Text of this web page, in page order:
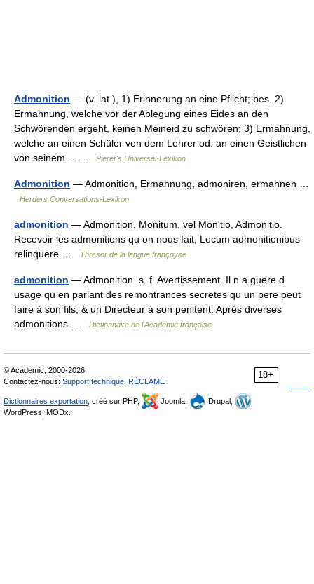
Admonition — (v. lat.), 1) Erinnerung an eine Pflicht; bes. 2)
Ermahnung, welche vor der Ablegung eines Eides an den
Schwörenden ergeht, keinen Meineid zu schwören; 3) Ermahnung,
welche an einen Schüler von dem Lehrer od. an einen Geistlichen
von seinem… …
Pierer's Universal-Lexikon
Admonition — Admonition, Ermahnung, admoniren, ermahnen …
Herders Conversations-Lexikon
admonition — Admonition, Monitum, vel Monitio, Admonitio.
Recevoir les admonitions qu on nous fait, Locum admonitionibus
relinquere …
Thresor de la langue françoyse
admonition — Admonition. s. f. Avertissement. Il n a guere d
usage qu en parlant des remontrances secretes qu un pere peut
faire à son fils, & un Directeur à son penitent. Aprés diverses
admonitions …
Dictionnaire de l'Académie française
18+
© Academic, 2000-2026
Contactez-nous: Support technique RÉCLAME
Dictionnaires exportation , créé sur PHP, Joomla,
Drupal,
WordPress, MODx.